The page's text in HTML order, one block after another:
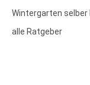
Wintergarten selber
alle Ratgeber